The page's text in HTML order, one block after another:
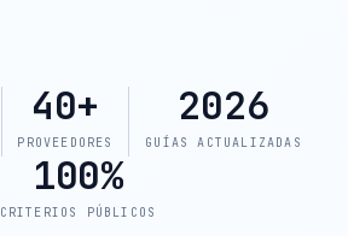
40+
PROVEEDORES
2026
GUÍAS ACTUALIZADAS
100%
CRITERIOS PÚBLICOS